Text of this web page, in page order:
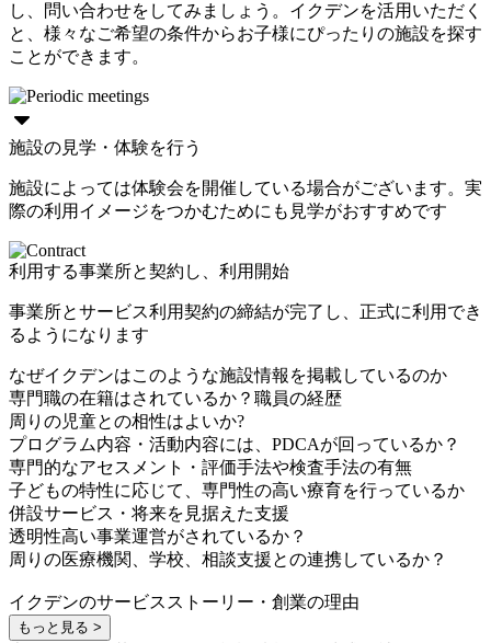
し、問い合わせをしてみましょう。イクデンを活用いただく
と、様々なご希望の条件からお子様にぴったりの施設を探す
ことができます。
施設の見学・体験を行う
施設によっては体験会を開催している場合がございます。実
際の利用イメージをつかむためにも見学がおすすめです
利用する事業所と契約し、利用開始
事業所とサービス利用契約の締結が完了し、正式に利用でき
るようになります
なぜイクデンはこのような施設情報を掲載しているのか
専門職の在籍はされているか？職員の経歴
周りの児童との相性はよいか?
プログラム内容・活動内容には、PDCAが回っているか？
専門的なアセスメント・評価手法や検査手法の有無
子どもの特性に応じて、専門性の高い療育を行っているか
併設サービス・将来を見据えた支援
透明性高い事業運営がされているか？
周りの医療機関、学校、相談支援との連携しているか？
イクデンのサービスストーリー・創業の理由
もっと見る >